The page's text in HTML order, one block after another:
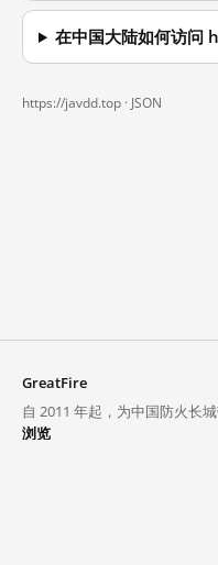
在中国大陆如何访问
https://javdd.top · JSON
GreatFire
自 2011 年起，为中国防火长城
浏览